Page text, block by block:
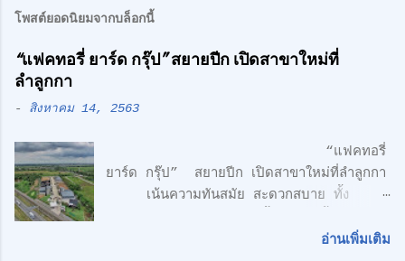
โพสต์ยอดนิยมจากบล็อกนี้
“แฟคทอรี่ ยาร์ด กรุ๊ป” สยายปีก เปิดสาขาใหม่ที่
ลำลูกกา
- สิงหาคม 14, 2563
“แฟคทอรี่
ยาร์ด กรุ๊ป” สยายปีก เปิดสาขาใหม่ที่ลำลูกกา
เน้นความทันสมัย สะดวกสบาย ทั้ง
สไตล์ Modern Loft แฟคทอรี่ ยาร์ด กรุ๊ป
อ่านเพิ่มเติม